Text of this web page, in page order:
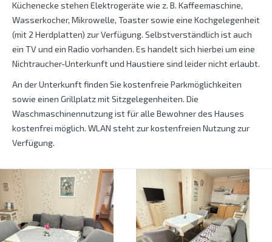
Küchenecke stehen Elektrogeräte wie z. B. Kaffeemaschine,
Wasserkocher, Mikrowelle, Toaster sowie eine Kochgelegenheit
(mit 2 Herdplatten) zur Verfügung. Selbstverständlich ist auch
ein TV und ein Radio vorhanden. Es handelt sich hierbei um eine
Nichtraucher-Unterkunft und Haustiere sind leider nicht erlaubt.
An der Unterkunft finden Sie kostenfreie Parkmöglichkeiten
sowie einen Grillplatz mit Sitzgelegenheiten. Die
Waschmaschinennutzung ist für alle Bewohner des Hauses
kostenfrei möglich. WLAN steht zur kostenfreien Nutzung zur
Verfügung.